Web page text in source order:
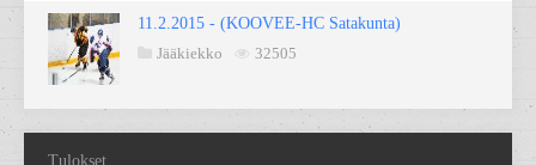
11.2.2015 - (KOOVEE-HC Satakunta)
Jääkiekko
32505
Tulokset